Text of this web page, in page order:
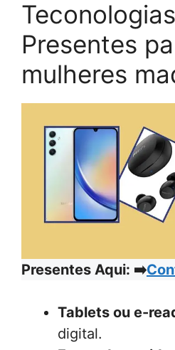
Presentes
mulheres
Presentes Aqui: ➡️
Tablets ou e-
digital.